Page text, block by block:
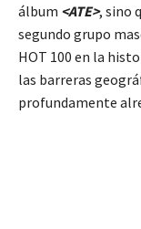
álbum <ATE>, sino
segundo grupo
HOT 100 en la
las barreras
profundamente